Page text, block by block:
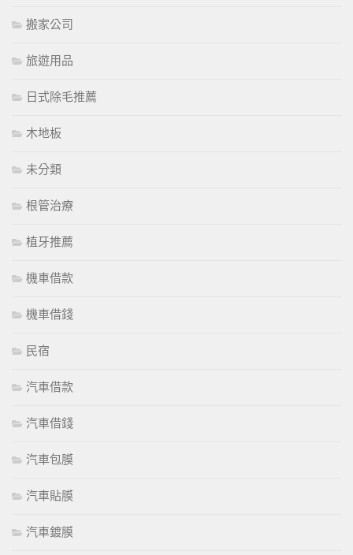
搬家公司
旅遊用品
日式除毛推薦
木地板
未分類
根管治療
植牙推薦
機車借款
機車借錢
民宿
汽車借款
汽車借錢
汽車包膜
汽車貼膜
汽車鍍膜